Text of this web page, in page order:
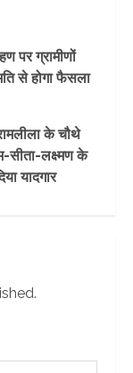
पर ग्रामीणों
से होगा फैसला
के चौथे
सीता-लक्ष्मण के
यादगार